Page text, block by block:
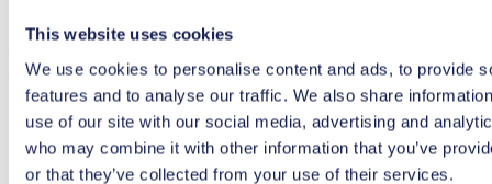
This website uses cookies
We use cookies to personalise content and ads, to provide
features and to analyse our traffic. We also share
use of our site with our social media, advertising and
who may combine it with other information that you’ve
or that they’ve collected from your use of their services.
verlässlich und auf Sie zugeschnitten.
Reden wir!